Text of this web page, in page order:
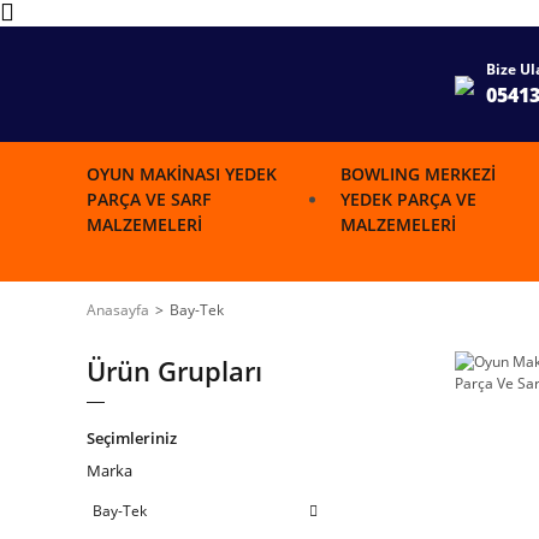
Bize
OYUN MAKINASI YEDEK
PARÇA VE SARF
MALZEMELERI
BOWLING MERKEZI
YEDEK PARÇA VE
MALZEMELERI
Anasayfa Bay-Tek
Ürün Grupları
Seçimleriniz
Marka
Bay-Tek